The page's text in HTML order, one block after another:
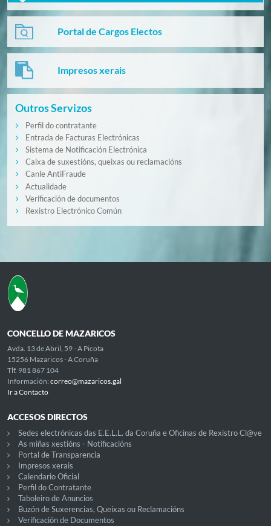
Portal de Cargos Electos
Impresos xerais
Outros Servizos
Perfil do contratante
Entrada de Facturas Electrónicas
Sistema de Notificación Electrónica
Caixa de suxestións, queixas ou reclamacións
Canle AntiFraude
Actualidade
Verificación de documentos
Rexistro Electrónico Común
CONCELLO DE MAZARICOS
Avda. 13 de Abril, 59 - A Picota
15256 Mazaricos - A Coruña
Tlf. 981 867 104
Información: correo@mazaricos.gal
Ir a Contacto
ACCESOS DIRECTOS
Sedes electrónicas das E.E.L.L. da Coruña e Oficinas de Rexistro Cl@ve
As miñas xestións - Notificacións
Portal de Transparencia
Impresos xerais
Calendario Oficial
Perfil do Contratante
Taboleiro de Anuncios
Buzón de Suxerencias, Queixas ou Reclamacións
Verificación de Documentos